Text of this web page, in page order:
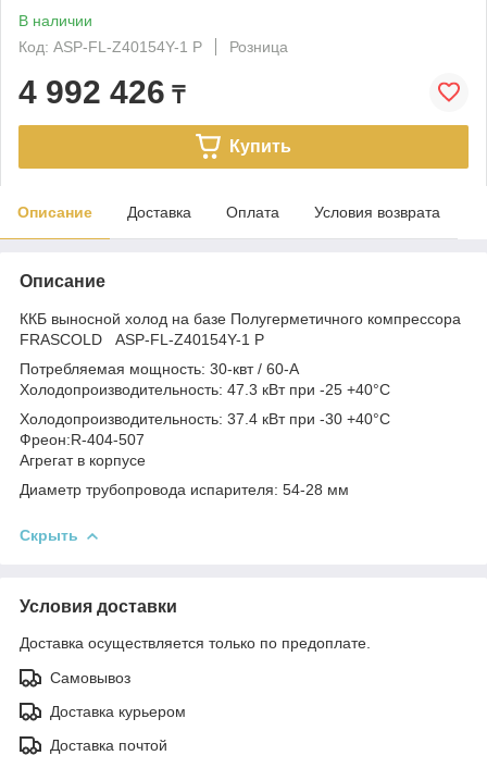
В наличии
Код: ASP-FL-Z40154Y-1 P
Розница
4 992 426 ₸
Купить
Описание Доставка Оплата Условия возврата
Описание
ККБ выносной холод на базе Полугерметичного компрессора
FRASCOLD ASP-FL-Z40154Y-1 P
Потребляемая мощность: 30-квт / 60-A
Холодопроизводительность: 47.3 кВт при -25 +40°C
Холодопроизводительность: 37.4 кВт при -30 +40°C
Фреон:R-404-507
Агрегат в корпусе
Диаметр трубопровода испарителя: 54-28 мм
Скрыть
Условия доставки
Доставка осуществляется только по предоплате.
Самовывоз
Доставка курьером
Доставка почтой